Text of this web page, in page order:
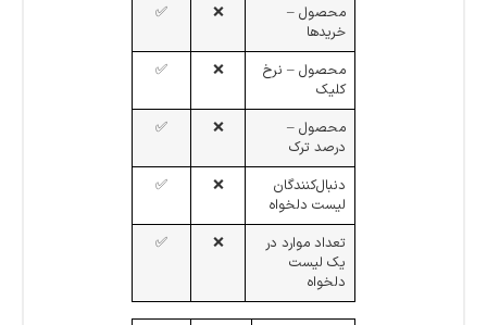
محصول –
خرید‌ها
❌
✅
محصول – نرخ
کلیک
❌
✅
محصول –
درصد ترک
❌
✅
دنبال‌کنندگان
لیست دلخواه
❌
✅
تعداد موارد در
یک لیست
دلخواه
❌
✅